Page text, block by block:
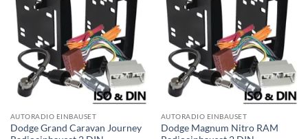
AUTORADIO EINBAUSET
Dodge Grand Caravan Journey
AUTORADIO EINBAUSET
Dodge Magnum Nitro RAM